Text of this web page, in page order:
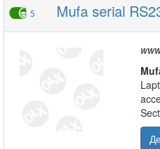
5 Mufa serial